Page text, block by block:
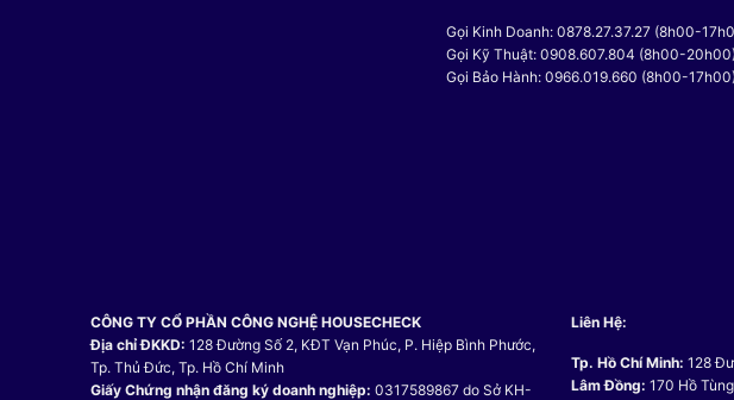
Gọi Kinh Doanh: 0878.27.37.27 (8h00-
Gọi Kỹ Thuật: 0908.607.804 (8h00-20h00)
Gọi Bảo Hành: 0966.019.660 (8h00-17h00)
CÔNG TY CỔ PHẦN CÔNG NGHỆ HOUSECHECK
Địa chỉ ĐKKD: 128 Đường Số 2, KĐT Vạn Phúc, P. Hiệp Bình Phước,
Tp. Thủ Đức, Tp. Hồ Chí Minh
Giấy Chứng nhận đăng ký doanh nghiệp: 0317589867 do Sở KH-
Liên Hệ:
Tp. Hồ Chí Minh: 128
Lâm Đồng: 170 Hồ